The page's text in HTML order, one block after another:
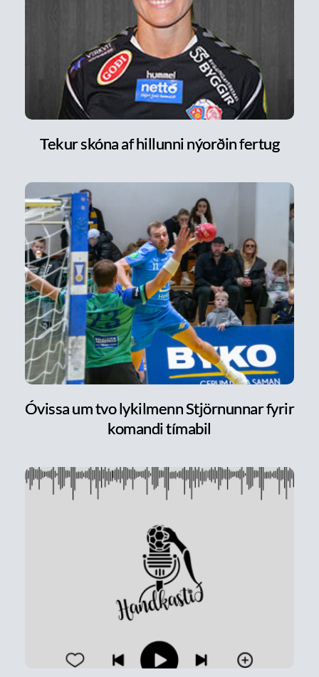
Tekur skóna af hillunni nýorðin fertug
Óvissa um tvo lykilmenn Stjörnunnar fyrir
komandi tímabil